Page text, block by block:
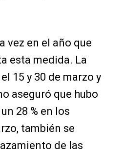
vez en el año que
esta medida. La
15 y 30 de marzo y
aseguró que hubo
28 % en los
también se
de las